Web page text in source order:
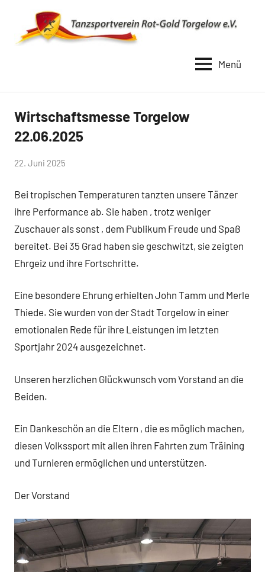
springen
Rot
Gold
Torgelow
Menü
Uncategorized
Wirtschaftsmesse Torgelow
22.06.2025
von
Schwarz-
Stollhoff
22. Juni 2025
Bei tropischen Temperaturen tanzten unsere Tänzer
ihre Performance ab. Sie haben , trotz weniger
Zuschauer als sonst , dem Publikum Freude und Spaß
bereitet. Bei 35 Grad haben sie geschwitzt, sie zeigten
Ehrgeiz und ihre Fortschritte.
Eine besondere Ehrung erhielten John Tamm und Merle
Thiede. Sie wurden von der Stadt Torgelow in einer
emotionalen Rede für ihre Leistungen im letzten
Sportjahr 2024 ausgezeichnet.
Unseren herzlichen Glückwunsch vom Vorstand an die
Beiden.
Ein Dankeschön an die Eltern , die es möglich machen,
diesen Volkssport mit allen ihren Fahrten zum Träining
und Turnieren ermöglichen und unterstützen.
Der Vorstand